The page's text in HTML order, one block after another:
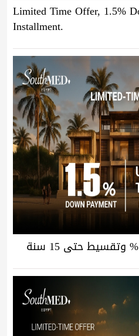
Limited Time Offer, 1.5%
Installment.